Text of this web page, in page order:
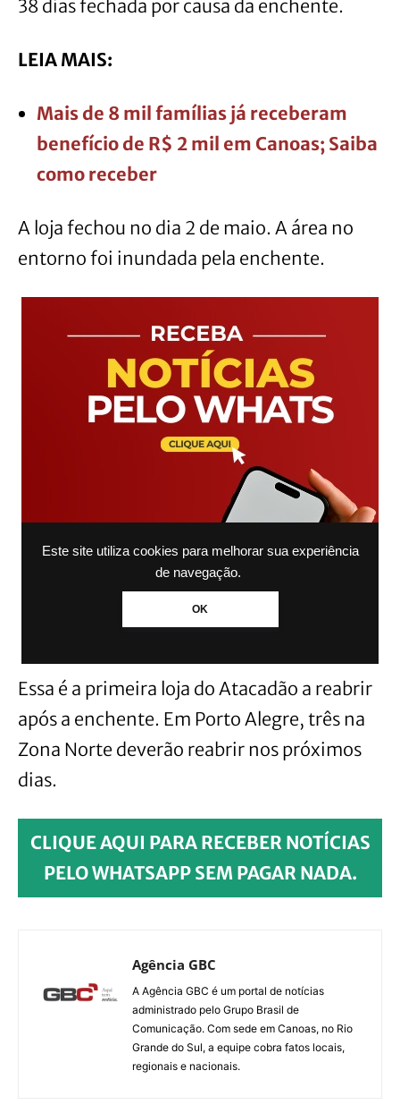
Este site utiliza cookies para melhorar sua experiência
de navegação.
OK
38 dias fechada por causa da enchente.
LEIA MAIS:
Mais de 8 mil famílias já receberam
benefício de R$ 2 mil em Canoas; Saiba
como receber
A loja fechou no dia 2 de maio. A área no
entorno foi inundada pela enchente.
Essa é a primeira loja do Atacadão a reabrir
após a enchente. Em Porto Alegre, três na
Zona Norte deverão reabrir nos próximos
dias.
CLIQUE AQUI PARA RECEBER NOTÍCIAS
PELO WHATSAPP SEM PAGAR NADA.
Agência GBC
A Agência GBC é um portal de notícias
administrado pelo Grupo Brasil de
Comunicação. Com sede em Canoas, no Rio
Grande do Sul, a equipe cobra fatos locais,
regionais e nacionais.